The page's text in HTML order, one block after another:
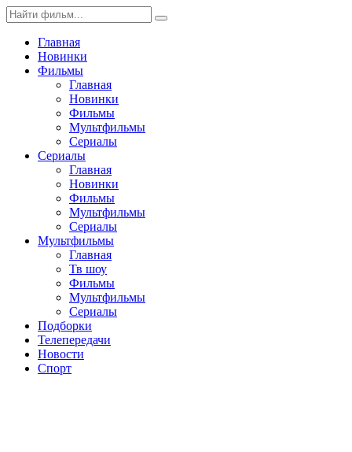
Главная
Новинки
Фильмы
Главная
Новинки
Фильмы
Мультфильмы
Сериалы
Сериалы
Главная
Новинки
Фильмы
Мультфильмы
Сериалы
Мультфильмы
Главная
Тв шоу
Фильмы
Мультфильмы
Сериалы
Подборки
Телепередачи
Новости
Спорт